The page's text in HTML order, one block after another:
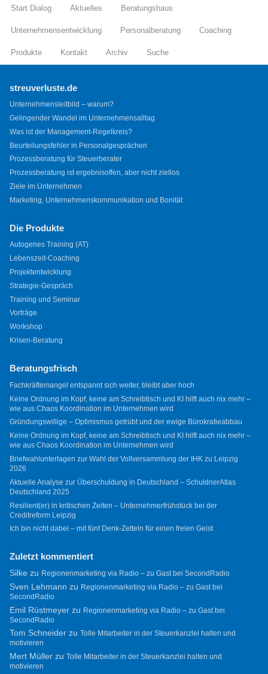
Start Dialog Aktuelles Beratungshaus
Unternehmensentwicklung Personalberatung Coaching
Produkte Kontakt Archiv Suche
streuverluste.de
Unternehmensleitbild – warum?
Gelingender Wandel im Unternehmensalltag
Was ist der Management-Regelkreis?
Beurteilungsfehler in Personalgesprächen
Prozessberatung für Steuerberater
Prozessberatung ist ergebnisoffen, aber nicht ziellos
Ziele im Unternehmen
Marketing, Unternehmenskommunikation und Bonität
Die Produkte
Autogenes Training (AT)
Lebenszeit-Coaching
Projektentwicklung
Strategie-Gespräch
Training und Seminar
Vorträge
Workshop
Krisen-Beratung
Beratungsfrisch
Fachkräftemangel entspannt sich weiter, bleibt aber hoch
Keine Ordnung im Kopf, keine am Schreibtisch und KI hilft auch nix mehr –
wie aus Chaos Koordination im Unternehmen wird
Gründungswillige – Optimismus getrübt und der ewige Bürokratieabbau
Keine Ordnung im Kopf, keine am Schreibtisch und KI hilft auch nix mehr –
wie aus Chaos Koordination im Unternehmen wird
Briefwahlunterlagen zur Wahl der Vollversammlung der IHK zu Leipzig
2026
Aktuelle Analyse zur Überschuldung in Deutschland – SchuldnerAtlas
Deutschland 2025
Resilient(er) in kritischen Zeiten – Unternehmerfrühstück bei der
Creditreform Leipzig
Ich bin nicht dabei – mit fünf Denk-Zetteln für einen freien Geist
Zuletzt kommentiert
Silkezu Regionenmarketing via Radio – zu Gast bei SecondRadio
Sven Lehmann zu Regionenmarketing via Radio – zu Gast bei
SecondRadio
Emil Rüstmeyerzu Regionenmarketing via Radio – zu Gast bei
SecondRadio
Tom Schneiderzu Tolle Mitarbeiter in der Steuerkanzlei halten und
motivieren
Mert Müllerzu Tolle Mitarbeiter in der Steuerkanzlei halten und
motivieren